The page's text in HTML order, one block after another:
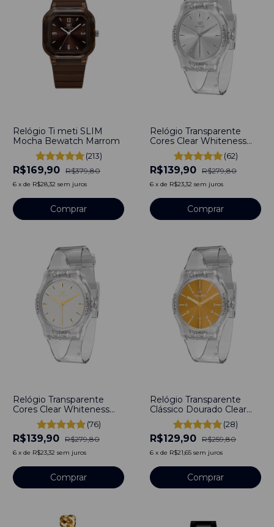
Relógio Ti meti SLIM
Mocha Bewatch Marrom
(213)
R$169,90 R$379,80
6 x de R$28,32 sem juros
Relógio Transparente
Cores Clear Whiteness
Prata Bewatch
(62)
R$139,90 R$279,80
6 x de R$23,32 sem juros
Relógio Transparente
Cores Clear Whiteness
Dourado Bewatch(76)
R$139,90 R$279,80
6 x de R$23,32 sem juros
Relógio Transparente
Clássico Dourado Clear
Bewatch
(28)
R$129,90 R$259,80
6 x de R$21,65 sem juros